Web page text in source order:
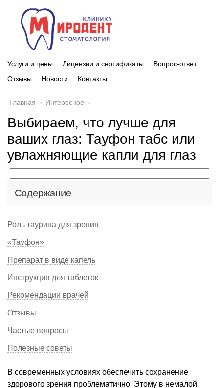
Услуги и цены Лицензии и сертификаты
Вопрос-ответ
Отзывы
Новости Контакты
Главная › Интересное ›
Выбираем, что лучше для
ваших глаз: Тауфон табс или
увлажняющие капли для глаз
Содержание
Роль таурина для зрения
«Тауфон»
Препарат в виде капель
Инструкция для таблеток
Рекомендации врачей
Отзывы
Частые вопросы
Полезные советы
В современных условиях обеспечить сохранение
здорового зрения проблематично. Этому в немалой